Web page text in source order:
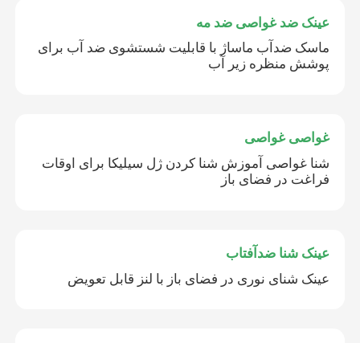
عینک ضد غواصی ضد مه
ماسک ضدآب ماساژ با قابلیت شستشوی ضد آب برای
پوشش منظره زیر آب
غواصی غواصی
شنا غواصی آموزش شنا کردن ژل سیلیکا برای اوقات
فراغت در فضای باز
عینک شنا ضدآفتاب
عینک شنای نوری در فضای باز با لنز قابل تعویض